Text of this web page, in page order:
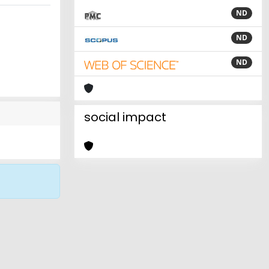
ND
ND
ND
social impact